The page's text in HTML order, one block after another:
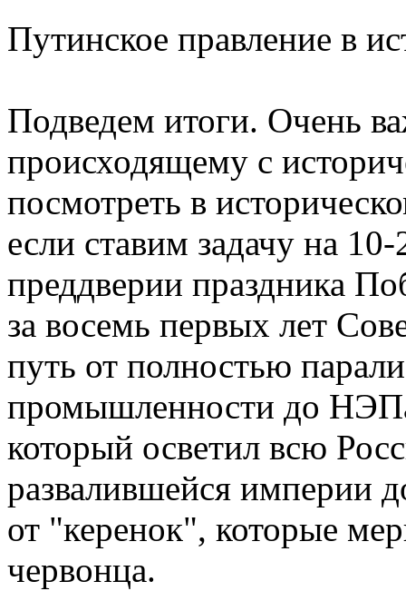
Путинское правление в
Подведем итоги. Очень
происходящему с
посмотреть в
если ставим задачу на
преддверии праздника
за восемь первых лет
путь от полностью
промышленности до
который осветил всю
развалившейся империи
от "керенок", которые
червонца.